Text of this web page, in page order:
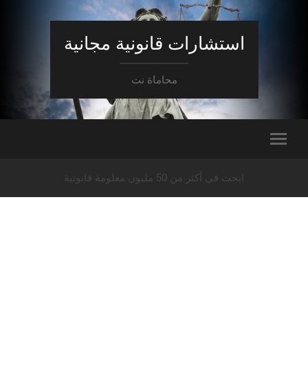
استشارات قانونية مجانية
محاماة نت
ابحث في أكثر من 50 مليون معلومة قانونية